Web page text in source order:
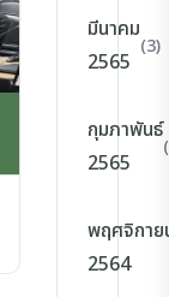
มีนาคม
2565
(3)
กุมภาพันธ์
2565
พฤศจิกาย
2564